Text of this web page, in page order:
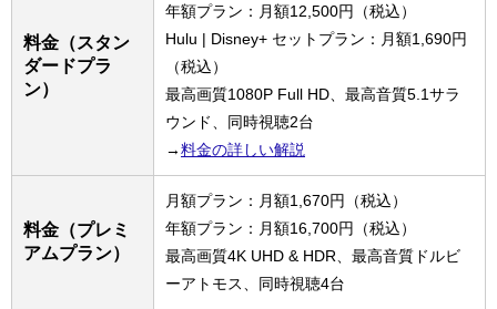
料金（スタン
ダードプラ
ン）
年額プラン：月額12,500円（税込）
Hulu | Disney+ セットプラン：月額1,690円
（税込）
最高画質1080P Full HD、最高音質5.1サラ
ウンド、同時視聴2台
→料金の詳しい解説
料金（プレミ
アムプラン）
月額プラン：月額1,670円（税込）
年額プラン：月額16,700円（税込）
最高画質4K UHD & HDR、最高音質ドルビ
ーアトモス、同時視聴4台